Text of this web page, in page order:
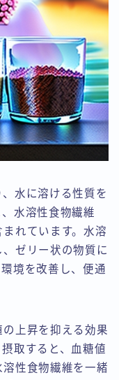
水に溶ける性質を
水溶性食物繊維
れています。水溶
ゼリー状の物質に
境を改善し、便通
上昇を抑える効果
取すると、血糖値
性食物繊維を一緒